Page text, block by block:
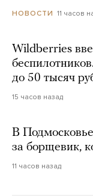
НОВОСТИ 11 часов
Wildberries
до 50 тысяч
15 часов назад
В
за борщевик,
11 часов назад